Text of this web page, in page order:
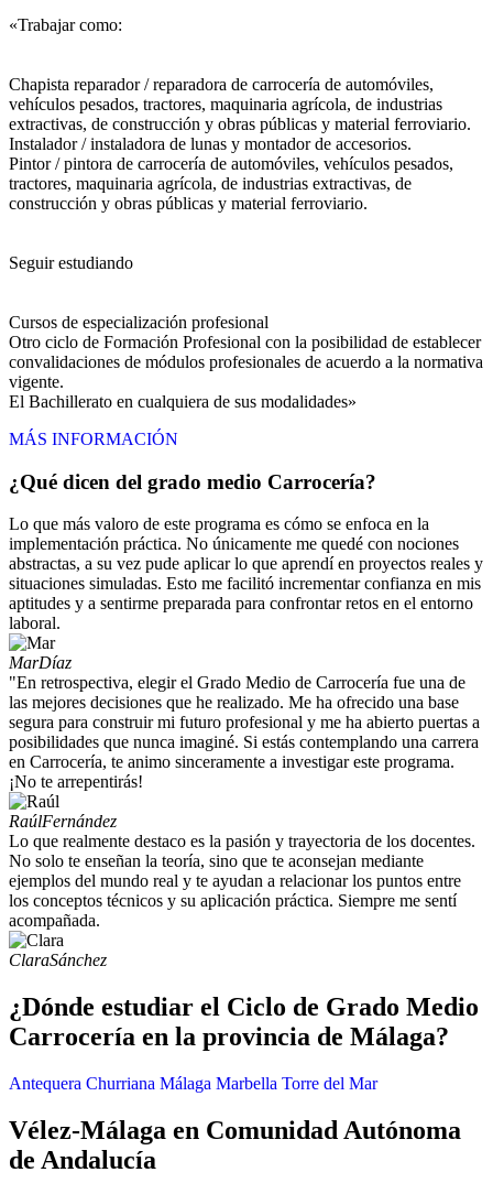
«Trabajar como:
Chapista reparador / reparadora de carrocería de automóviles,
vehículos pesados, tractores, maquinaria agrícola, de industrias
extractivas, de construcción y obras públicas y material ferroviario.
Instalador / instaladora de lunas y montador de accesorios.
Pintor / pintora de carrocería de automóviles, vehículos pesados,
tractores, maquinaria agrícola, de industrias extractivas, de
construcción y obras públicas y material ferroviario.
Seguir estudiando
Cursos de especialización profesional
Otro ciclo de Formación Profesional con la posibilidad de establecer
convalidaciones de módulos profesionales de acuerdo a la normativa
vigente.
El Bachillerato en cualquiera de sus modalidades»
MÁS INFORMACIÓN
¿Qué dicen del grado medio Carrocería?
Lo que más valoro de este programa es cómo se enfoca en la
implementación práctica. No únicamente me quedé con nociones
abstractas, a su vez pude aplicar lo que aprendí en proyectos reales y
situaciones simuladas. Esto me facilitó incrementar confianza en mis
aptitudes y a sentirme preparada para confrontar retos en el entorno
laboral.
MarDíaz
"En retrospectiva, elegir el Grado Medio de Carrocería fue una de
las mejores decisiones que he realizado. Me ha ofrecido una base
segura para construir mi futuro profesional y me ha abierto puertas a
posibilidades que nunca imaginé. Si estás contemplando una carrera
en Carrocería, te animo sinceramente a investigar este programa.
¡No te arrepentirás!
RaúlFernández
Lo que realmente destaco es la pasión y trayectoria de los docentes.
No solo te enseñan la teoría, sino que te aconsejan mediante
ejemplos del mundo real y te ayudan a relacionar los puntos entre
los conceptos técnicos y su aplicación práctica. Siempre me sentí
acompañada.
ClaraSánchez
¿Dónde estudiar el Ciclo de Grado Medio
Carrocería en la provincia de Málaga?
Antequera Churriana Málaga Marbella Torre del Mar
Vélez-Málaga en Comunidad Autónoma
de Andalucía